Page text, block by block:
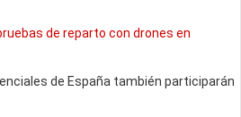
de reparto con drones en
de España también participarán